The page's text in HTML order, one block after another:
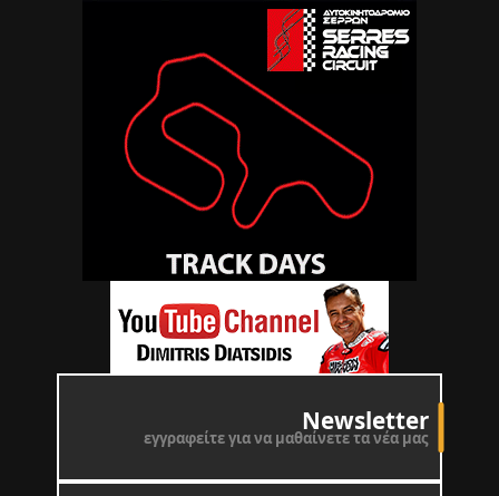
Newsletter
εγγραφείτε για να μαθαίνετε τα νέα μας